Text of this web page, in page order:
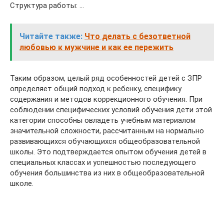
Структура работы: …
Читайте также: Что делать с безответной
любовью к мужчине и как ее пережить
Таким образом, целый ряд особенностей детей с ЗПР
определяет общий подход к ребенку, специфику
содержания и методов коррекционного обучения. При
соблюдении специфических условий обучения дети этой
категории способны овладеть учебным материалом
значительной сложности, рассчитанным на нормально
развивающихся обучающихся общеобразовательной
школы. Это подтверждается опытом обучения детей в
специальных классах и успешностью последующего
обучения большинства из них в общеобразовательной
школе.